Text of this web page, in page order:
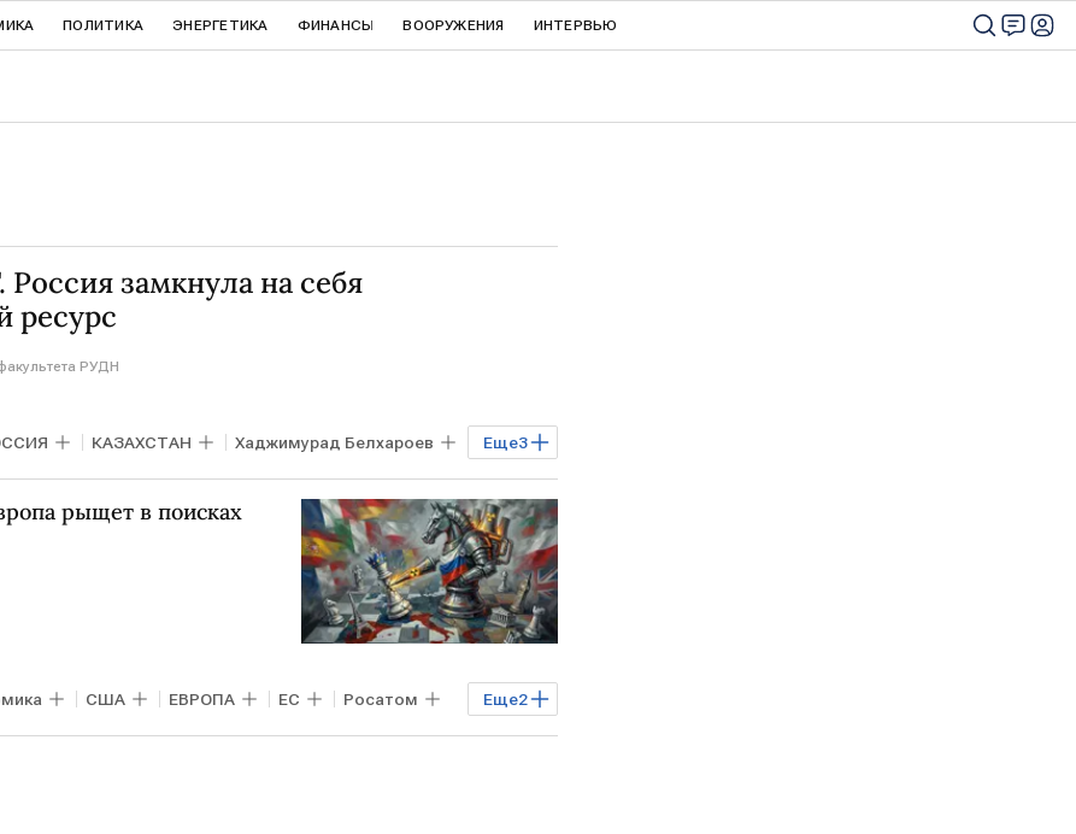
ПОЛИТИКА ЭНЕРГЕТИКА ФИНАНСЫ ВООРУЖЕНИЯ ИНТЕРВЬЮ
замкнула на себя
ресурс
РУДН
Еще3
КАЗАХСТАН Хаджимурад Белхароев
рыщет в поисках
Еще2
США ЕВРОПА ЕС Росатом